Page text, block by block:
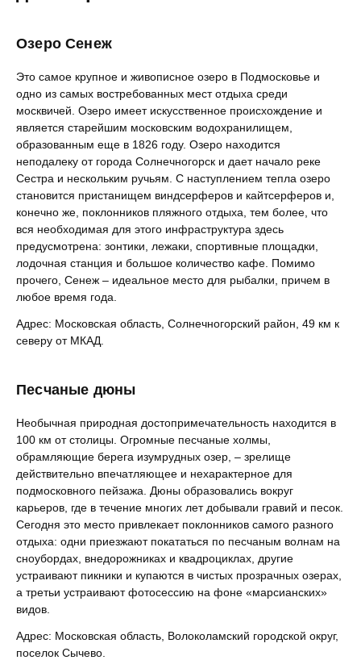
Озеро Сенеж
Это самое крупное и живописное озеро в Подмосковье и
одно из самых востребованных мест отдыха среди
москвичей. Озеро имеет искусственное происхождение и
является старейшим московским водохранилищем,
образованным еще в 1826 году. Озеро находится
неподалеку от города Солнечногорск и дает начало реке
Сестра и нескольким ручьям. С наступлением тепла озеро
становится пристанищем виндсерферов и кайтсерферов и,
конечно же, поклонников пляжного отдыха, тем более, что
вся необходимая для этого инфраструктура здесь
предусмотрена: зонтики, лежаки, спортивные площадки,
лодочная станция и большое количество кафе. Помимо
прочего, Сенеж – идеальное место для рыбалки, причем в
любое время года.
Адрес: Московская область, Солнечногорский район, 49 км к
северу от МКАД.
Песчаные дюны
Необычная природная достопримечательность находится в
100 км от столицы. Огромные песчаные холмы,
обрамляющие берега изумрудных озер, – зрелище
действительно впечатляющее и нехарактерное для
подмосковного пейзажа. Дюны образовались вокруг
карьеров, где в течение многих лет добывали гравий и песок.
Сегодня это место привлекает поклонников самого разного
отдыха: одни приезжают покататься по песчаным волнам на
сноубордах, внедорожниках и квадроциклах, другие
устраивают пикники и купаются в чистых прозрачных озерах,
а третьи устраивают фотосессию на фоне «марсианских»
видов.
Адрес: Московская область, Волоколамский городской округ,
поселок Сычево.